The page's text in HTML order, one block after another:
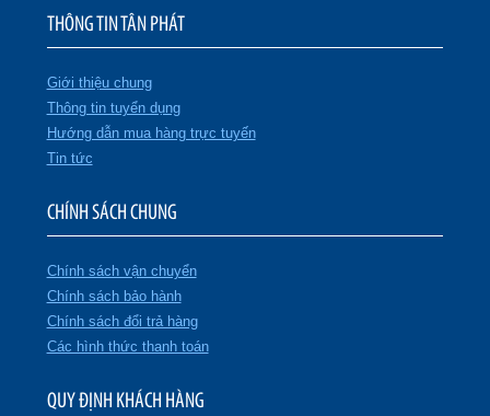
THÔNG TIN TÂN PHÁT
Giới thiệu chung
Thông tin tuyển dụng
Hướng dẫn mua hàng trực tuyến
Tin tức
CHÍNH SÁCH CHUNG
Chính sách vận chuyển
Chính sách bảo hành
Chính sách đổi trả hàng
Các hình thức thanh toán
QUY ĐỊNH KHÁCH HÀNG